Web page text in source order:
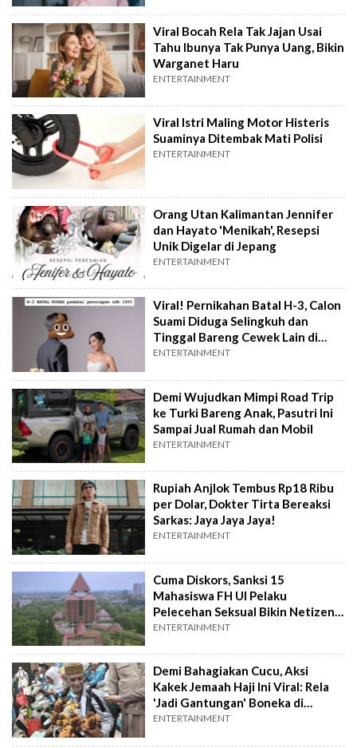
Viral Bocah Rela Tak Jajan Usai
Tahu Ibunya Tak Punya Uang, Bikin
Warganet Haru
ENTERTAINMENT
Viral Istri Maling Motor Histeris
Suaminya Ditembak Mati Polisi
ENTERTAINMENT
Orang Utan Kalimantan Jennifer
dan Hayato 'Menikah', Resepsi
Unik Digelar di Jepang
ENTERTAINMENT
Viral! Pernikahan Batal H-3, Calon
Suami Diduga Selingkuh dan
Tinggal Bareng Cewek Lain di
Jepang
ENTERTAINMENT
Demi Wujudkan Mimpi Road Trip
ke Turki Bareng Anak, Pasutri Ini
Sampai Jual Rumah dan Mobil
ENTERTAINMENT
Rupiah Anjlok Tembus Rp18 Ribu
per Dolar, Dokter Tirta Bereaksi
Sarkas: Jaya Jaya Jaya!
ENTERTAINMENT
Cuma Diskors, Sanksi 15
Mahasiswa FH UI Pelaku
Pelecehan Seksual Bikin Netizen
Geram
ENTERTAINMENT
Demi Bahagiakan Cucu, Aksi
Kakek Jemaah Haji Ini Viral: Rela
'Jadi Gantungan' Boneka di
Bandara
ENTERTAINMENT